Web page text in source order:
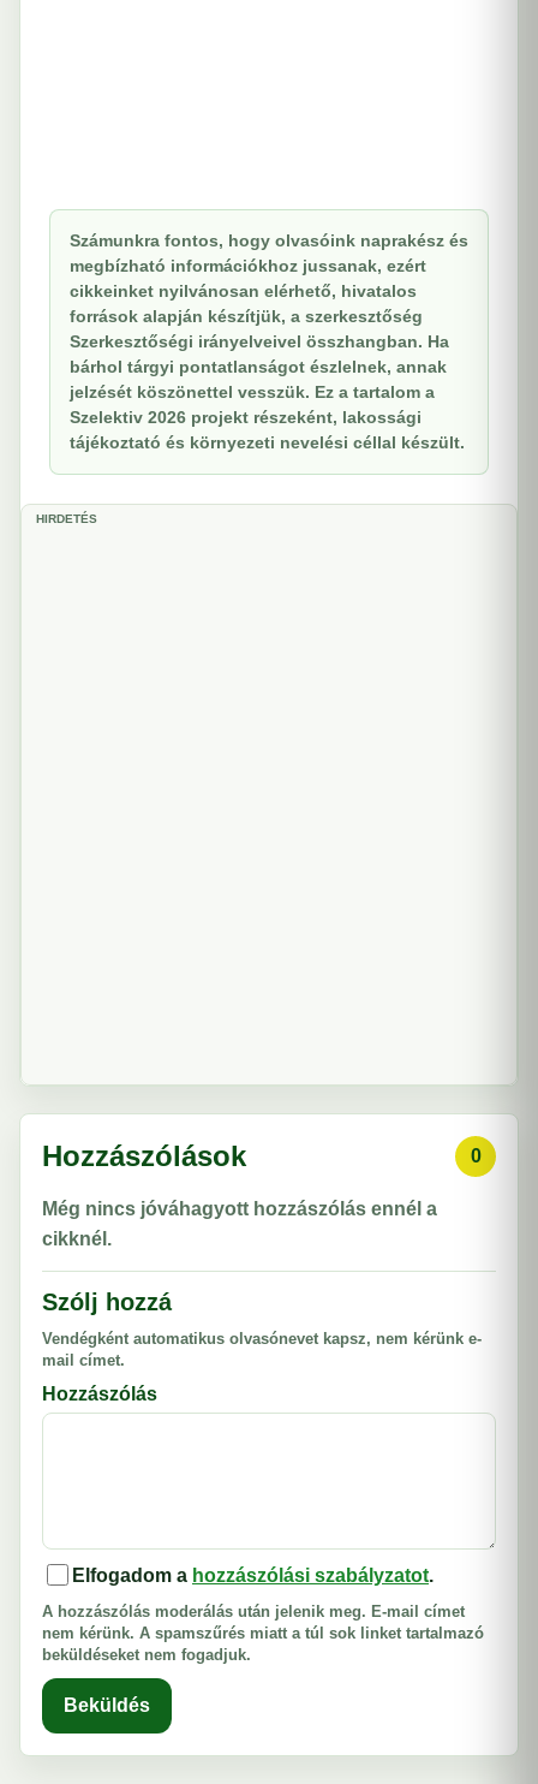
Számunkra fontos, hogy olvasóink naprakész és
megbízható információkhoz jussanak, ezért
cikkeinket nyilvánosan elérhető, hivatalos
források alapján készítjük, a szerkesztőség
Szerkesztőségi irányelveivel összhangban. Ha
bárhol tárgyi pontatlanságot észlelnek, annak
jelzését köszönettel vesszük. Ez a tartalom a
Szelektiv 2026 projekt részeként, lakossági
tájékoztató és környezeti nevelési céllal készült.
HIRDETÉS
Hozzászólások 0
Még nincs jóváhagyott hozzászólás ennél a
cikknél.
Szólj hozzá
Vendégként automatikus olvasónevet kapsz, nem kérünk e-
mail címet.
Hozzászólás
Elfogadom a hozzászólási szabályzatot.
A hozzászólás moderálás után jelenik meg. E-mail címet
nem kérünk. A spamszűrés miatt a túl sok linket tartalmazó
beküldéseket nem fogadjuk.
Beküldés